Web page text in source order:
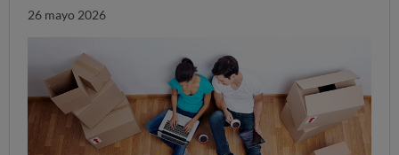
26 mayo 2026